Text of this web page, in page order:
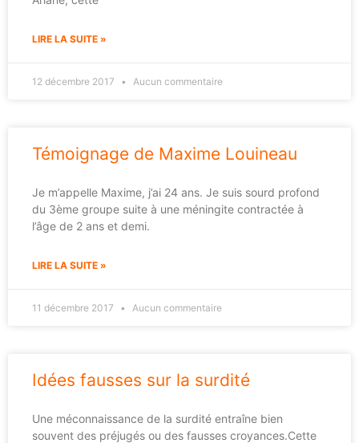
LIRE LA SUITE »
12 décembre 2017 Aucun commentaire
Témoignage de Maxime Louineau
Je m’appelle Maxime, j’ai 24 ans. Je suis sourd profond
du 3ème groupe suite à une méningite contractée à
l’âge de 2 ans et demi.
LIRE LA SUITE »
11 décembre 2017 Aucun commentaire
Idées fausses sur la surdité
Une méconnaissance de la surdité entraîne bien
souvent des préjugés ou des fausses croyances.Cette